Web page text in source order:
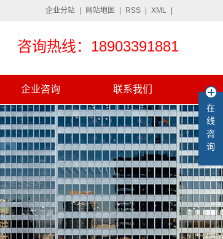
企业分站 网站地图 RSS XML
咨询热线：18903391881
企业咨询 联系我们
在
线
咨
询